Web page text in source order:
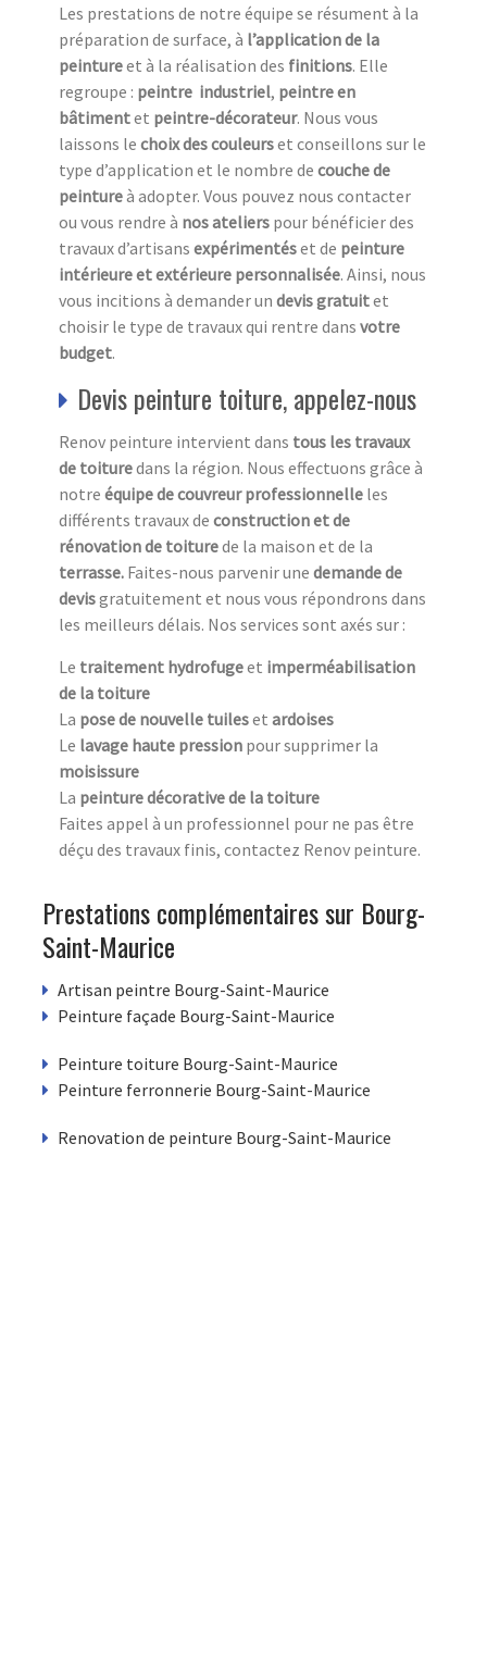
Les prestations de notre équipe se résument à la
préparation de surface, à l’application de la
peintureet à la réalisation des finitions. Elle
regroupe : peintre industriel, peintre en
bâtimentet peintre-décorateur. Nous vous
laissons le choix des couleurset conseillons sur le
type d’application et le nombre de couche de
peintureà adopter. Vous pouvez nous contacter
ou vous rendre à nos ateliers pour bénéficier des
travaux d’artisans expérimentéset de peinture
intérieure et extérieure personnalisée. Ainsi, nous
vous incitions à demander un devis gratuitet
choisir le type de travaux qui rentre dans votre
budget.
Devis peinture toiture, appelez-nous
Renov peinture intervient dans tous les travaux
de toituredans la région. Nous effectuons grâce à
notre équipe de couvreur professionnelle les
différents travaux de construction et de
rénovation de toiturede la maison et de la
terrasse. Faites-nous parvenir une demande de
devisgratuitement et nous vous répondrons dans
les meilleurs délais. Nos services sont axés sur :
Le traitement hydrofugeet imperméabilisation
de la toiture
La pose de nouvelle tuileset ardoises
Le lavage haute pression pour supprimer la
moisissure
La peinture décorative de la toiture
Faites appel à un professionnel pour ne pas être
déçu des travaux finis, contactez Renov peinture.
Prestations complémentaires sur Bourg-
Saint-Maurice
Artisan peintre Bourg-Saint-Maurice
Peinture façade Bourg-Saint-Maurice
Peinture toiture Bourg-Saint-Maurice
Peinture ferronnerie Bourg-Saint-Maurice
Renovation de peinture Bourg-Saint-Maurice